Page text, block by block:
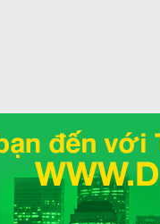
kệ và ngăn, hộc chứa